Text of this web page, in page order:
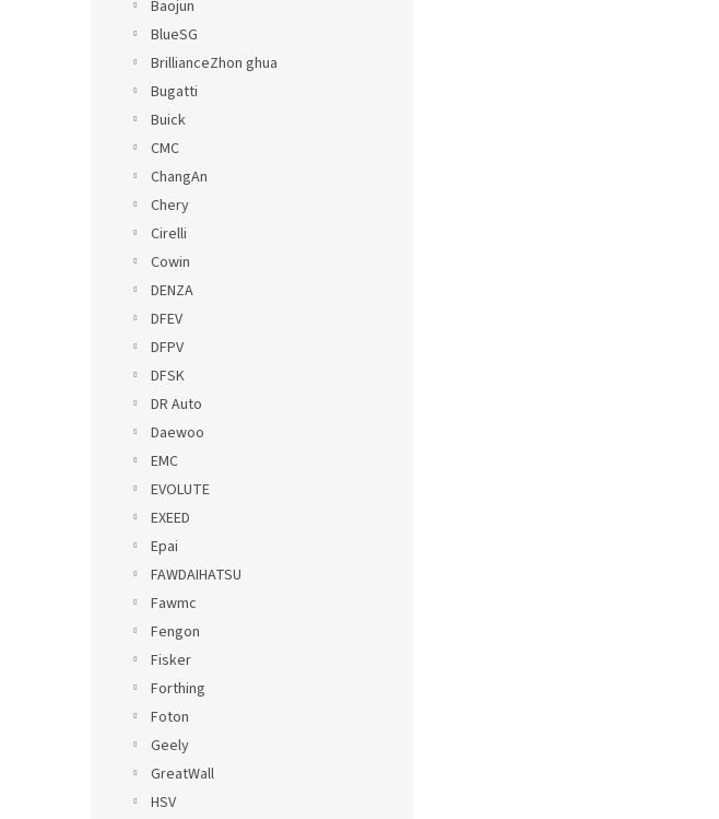
Baojun
BlueSG
BrillianceZhon ghua
Bugatti
Buick
CMC
ChangAn
Chery
Cirelli
Cowin
DENZA
DFEV
DFPV
DFSK
DR Auto
Daewoo
EMC
EVOLUTE
EXEED
Epai
FAWDAIHATSU
Fawmc
Fengon
Fisker
Forthing
Foton
Geely
GreatWall
HSV